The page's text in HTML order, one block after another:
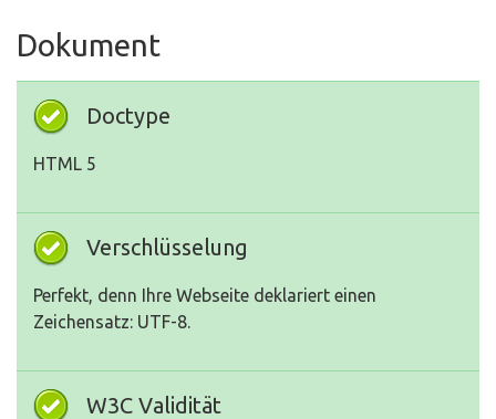
Dokument
Doctype
HTML 5
Verschlüsselung
Perfekt, denn Ihre Webseite deklariert einen
Zeichensatz: UTF-8.
W3C Validität